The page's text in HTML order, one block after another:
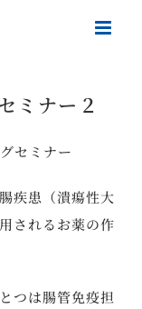
ミナー２
セミナー
疾患（潰瘍性大
されるお薬の作
つは腸管免疫担